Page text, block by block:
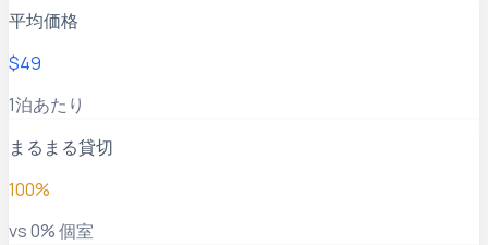
平均価格
$49
1泊あたり
まるまる貸切
100%
vs 0% 個室